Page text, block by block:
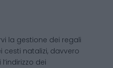
la gestione dei regali
cesti natalizi, davvero
dei